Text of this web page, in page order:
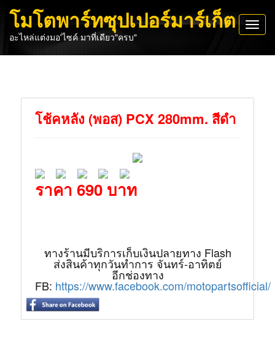
โมโตพาร์ทซุปเปอร์มาร์เก็ต
อะไหล่แต่งมอ'ไซค์ มาที่เดียว"ครบ"
โช้คหลัง (พอส) PCX 280mm. สีดำ
ราคา 690 บาท
ทางร้านมีบริการเก็บเงินปลายทาง Flash
ส่งสินค้าทุกวันทำการ จันทร์-อาทิตย์
อีกช่องทาง
FB: https://www.facebook.com/motopartsofficial/